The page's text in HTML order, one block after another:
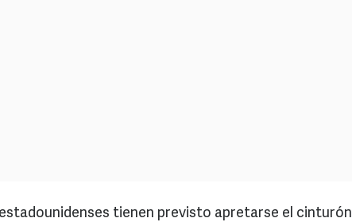
tienen previsto apretarse el cinturón